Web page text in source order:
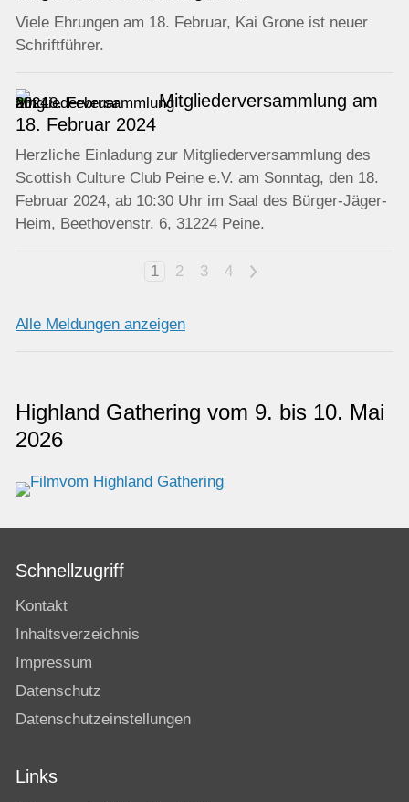
Viele Ehrungen am 18. Februar, Kai Grone ist neuer
Schriftführer.
Mitgliederversammlung am
18. Februar 2024
Herzliche Einladung zur Mitgliederversammlung des
Scottish Culture Club Peine e.V. am Sonntag, den 18.
Februar 2024, ab 10:30 Uhr im Saal des Bürger-Jäger-
Heim, Beethovenstr. 6, 31224 Peine.
1 2 3 4 >
Alle Meldungen anzeigen
Highland Gathering vom 9. bis 10. Mai
2026
Schnellzugriff
Kontakt
Inhaltsverzeichnis
Impressum
Datenschutz
Datenschutzeinstellungen
Links